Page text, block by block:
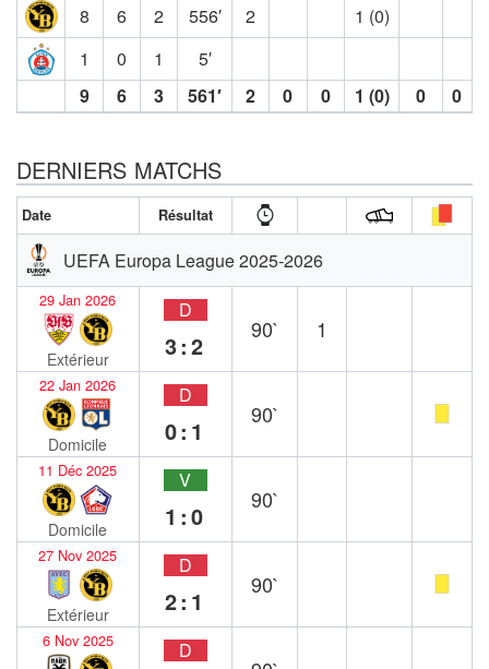
8 6 2 556′ 2
1 (0)
1
0 1
5′
9
6 3 561′ 2 0 0 1 (0) 0 0
DERNIERS MATCHS
Date Résultat
UEFA Europa League 2025-2026
29 Jan 2026
Extérieur
D
3:2
90` 1
22 Jan 2026
Domicile
D
0:1
90`
11 Déc 2025
Domicile
V
1:0
90`
27 Nov 2025
Extérieur
D
2:1
90`
6 Nov 2025 D